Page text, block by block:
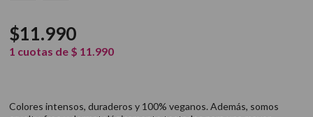
$11.990
1 cuotas de $ 11 990
Colores intensos, duraderos y 100% veganos. Además, somos